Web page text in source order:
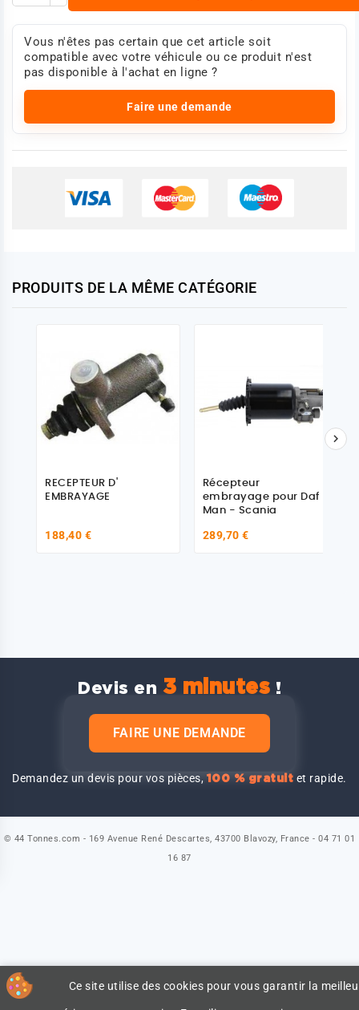
Vous n'êtes pas certain que cet article soit
compatible avec votre véhicule ou ce produit n'est
pas disponible à l'achat en ligne ?
Faire une demande
PRODUITS DE LA MÊME CATÉGORIE
RECEPTEUR D'
EMBRAYAGE
188,40 €
Récepteur
embrayage pour Daf -
Man - Scania
289,70 €

Devis en 3 minutes !
FAIRE UNE DEMANDE
Demandez un devis pour vos pièces,100 % gratuit et rapide.
Ce site utilise des cookies pour vous garantir la
© 44 Tonnes.com - 169 Avenue René Descartes, 43700 Blavozy, France - 04 71 01
16 87